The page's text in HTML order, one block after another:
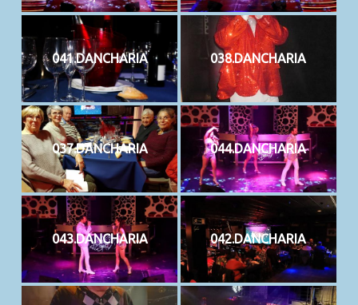
041.DANCHARIA 038.DANCHARIA
037.DANCHARIA 044.DANCHARIA
043.DANCHARIA 042.DANCHARIA